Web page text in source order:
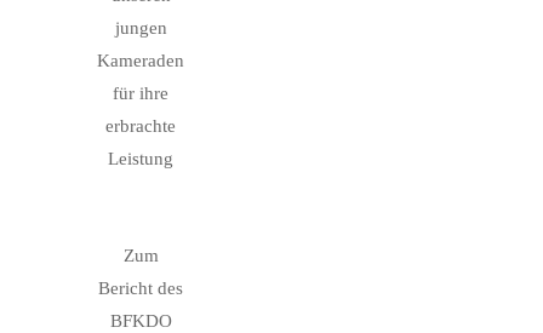
jungen
Kameraden
für ihre
erbrachte
Leistung
Zum
Bericht des
BFKDO